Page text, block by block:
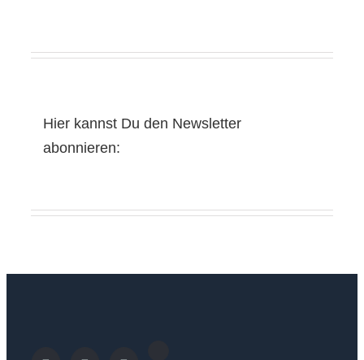
Hier kannst Du den Newsletter
abonnieren: